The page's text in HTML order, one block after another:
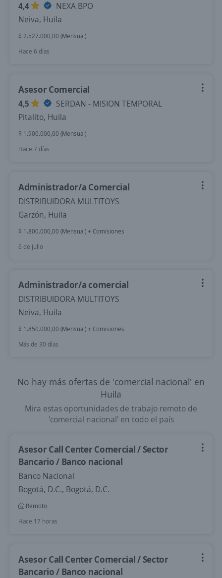
4,4
NEXA BPO
Neiva, Huila
$ 2.527.000,00 (Mensual)
Hace 6 días
Asesor Comercial
4,5
SERDAN - MISION TEMPORAL
Pitalito, Huila
$ 1.900.000,00 (Mensual)
Hace 7 días
Administrador/a Comercial
DISTRIBUIDORA MULTITOYS
Garzón, Huila
$ 1.800.000,00 (Mensual) + Comisiones
6 de julio
Administrador/a comercial
DISTRIBUIDORA MULTITOYS
Neiva, Huila
$ 1.850.000,00 (Mensual) + Comisiones
Más de 30 días
No hay más ofertas de 'comercial nacional' en
Huila
Mira estas oportunidades de trabajo remoto de
'comercial nacional' en todo el país
Asesor Call Center Comercial / Sector
Bancario / Banco nacional
Banco Nacional
Bogotá, D.C., Bogotá, D.C.
Remoto
Hace 17 horas
Asesor Call Center Comercial / Sector
Bancario / Banco nacional